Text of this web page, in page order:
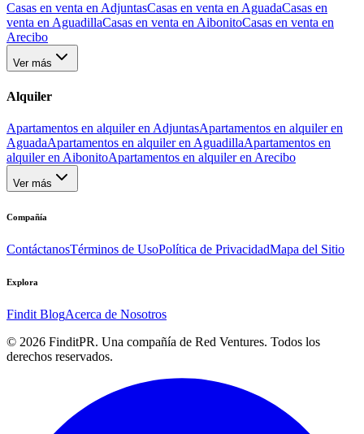
Casas en venta en AdjuntasCasas en venta en AguadaCasas en
venta en AguadillaCasas en venta en AibonitoCasas en venta en
Arecibo
Ver más
Alquiler
Apartamentos en alquiler en AdjuntasApartamentos en alquiler en
AguadaApartamentos en alquiler en AguadillaApartamentos en
alquiler en AibonitoApartamentos en alquiler en Arecibo
Ver más
Compañía
ContáctanosTérminos de UsoPolítica de PrivacidadMapa del Sitio
Explora
Findit BlogAcerca de Nosotros
© 2026 FinditPR. Una compañía de Red Ventures. Todos los
derechos reservados.